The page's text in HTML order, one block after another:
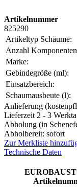
Artikelnummer
825290
Artikeltyp Schäume:
Anzahl
Marke:
Gebindegröße (ml):
Einsatzbereich:
Schaumausbeute (l):
Anlieferung
Lieferzeit 2 - 3
Abholung (in
Abholbereit: sofort
Zur Merkliste
Technische Daten